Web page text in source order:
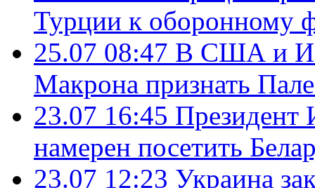
Турции к оборонному
25.07 08:47 В США и
Макрона признать
23.07 16:45 Президент
намерен посетить
23.07 12:23 Украина